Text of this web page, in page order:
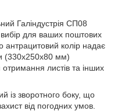
Галіндустрія СП08
для ваших поштових
антрацитовий колір надає
(330x250x80 мм)
листів та інших
із зворотного боку, що
від погодних умов.